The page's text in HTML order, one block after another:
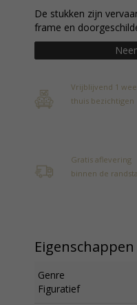
De stukken zijn
frame en
Vrijblijvend 1
thuis bezichtigen
Gratis aflevering
binnen de
Eigenschappen
Genre
Figuratief